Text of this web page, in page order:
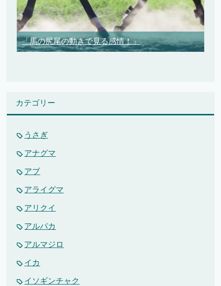
「馬の尻尾の動きで見る感情！」
カテゴリー
うさぎ
アナグマ
アブ
アライグマ
アリクイ
アルパカ
アルマジロ
イカ
イソギンチャク